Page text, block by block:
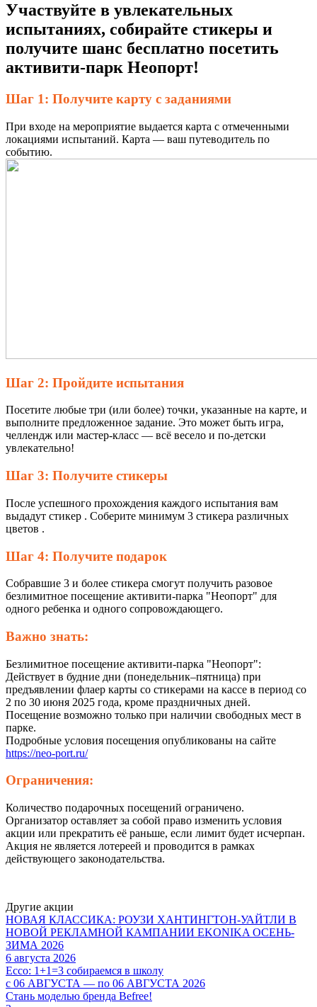
Участвуйте в увлекательных
испытаниях, собирайте стикеры и
получите шанс бесплатно посетить
активити-парк Неопорт!
Шаг 1: Получите карту с заданиями
При входе на мероприятие выдается карта с отмеченными
локациями испытаний. Карта — ваш путеводитель по
событию.
Шаг 2: Пройдите испытания
Посетите любые три (или более) точки, указанные на карте, и
выполните предложенное задание. Это может быть игра,
челлендж или мастер-класс — всё весело и по-детски
увлекательно!
Шаг 3: Получите стикеры
После успешного прохождения каждого испытания вам
выдадут стикер . Соберите минимум 3 стикера различных
цветов .
Шаг 4: Получите подарок
Собравшие 3 и более стикера смогут получить разовое
безлимитное посещение активити-парка "Неопорт" для
одного ребенка и одного сопровождающего.
Важно знать:
Безлимитное посещение активити-парка "Неопорт":
Действует в будние дни (понедельник–пятница) при
предъявлении флаер карты со стикерами на кассе в период со
2 по 30 июня 2025 года, кроме праздничных дней.
Посещение возможно только при наличии свободных мест в
парке.
Подробные условия посещения опубликованы на сайте
https://neo-port.ru/
Ограничения:
Количество подарочных посещений ограничено.
Организатор оставляет за собой право изменить условия
акции или прекратить её раньше, если лимит будет исчерпан.
Акция не является лотереей и проводится в рамках
действующего законодательства.
Другие акции
НОВАЯ КЛАССИКА: РОУЗИ ХАНТИНГТОН-УАЙТЛИ В
НОВОЙ РЕКЛАМНОЙ КАМПАНИИ EKONIKA ОСЕНЬ-
ЗИМА 2026
6 августа 2026
Ecco: 1+1=3 собираемся в школу
с 06 АВГУСТА — по 06 АВГУСТА 2026
Стань моделью бренда Befree!